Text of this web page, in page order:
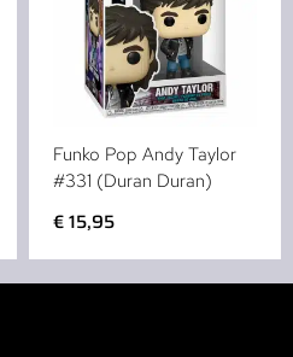
Funko Pop Andy Taylor
#331 (Duran Duran)
€15,95